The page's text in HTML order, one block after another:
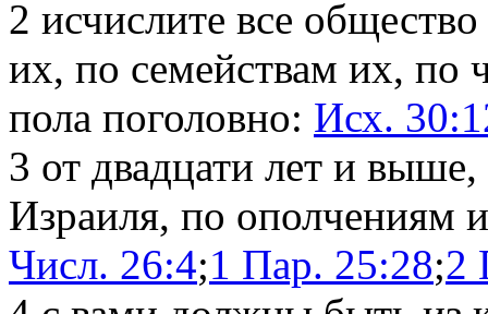
2 исчислите все
их, по семействам их, по
пола поголовно: Исх.
3 от двадцати лет и
Израиля, по ополчениям
Числ. 26:4;1 Пар. 25:28;2